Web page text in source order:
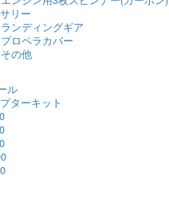
リー
ランディングギア
プロペラカバー
その他
ル
ターキット